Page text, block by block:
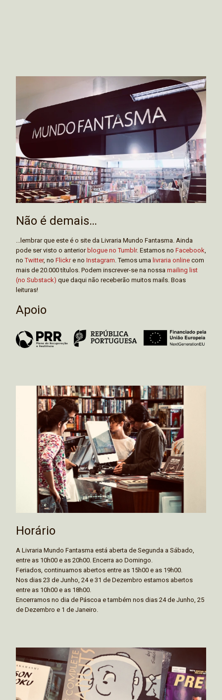
Não é demais…
...lembrar que este é o site da Livraria Mundo Fantasma. Ainda
pode ser visto o anteriorblogue no Tumblr. Estamos no Facebook
noTwitter, no Flickre no Instagram . Temos uma livraria online com
mais de 20.000 títulos. Podem inscrever-se na nossa mailing list
(no Substack) que daqui não receberão muitos mails. Boas
leituras!
Apoio
Horário
A Livraria Mundo Fantasma está aberta de Segunda a Sábado,
entre as 10h00 e as 20h00. Encerra ao Domingo.
Feriados, continuamos abertos entre as 15h00 e as 19h00.
Nos dias 23 de Junho, 24 e 31 de Dezembro estamos abertos
entre as 10h00 e as 18h00.
Encerramos no dia de Páscoa e também nos dias 24 de Junho, 25
de Dezembro e 1 de Janeiro.